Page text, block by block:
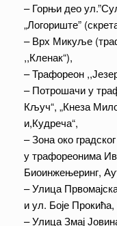
– Горњи део
„Логориште”
– Врх Микуље
,,Кленак“),
– Трафореон
– Потрошачи у
Кључ“, „Кнеза
и,Кудреча“,
– Зона око
у трафореонима
Биоинжењеринг,
– Улица
и ул. Боје Прокића,
– Улица Змај